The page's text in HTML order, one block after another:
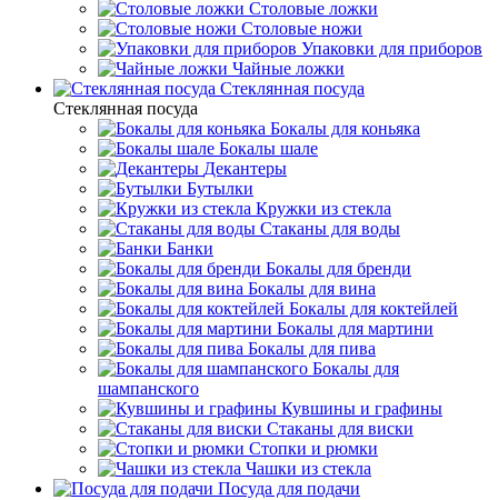
Столовые ложки
Столовые ножи
Упаковки для приборов
Чайные ложки
Стеклянная посуда
Стеклянная посуда
Бокалы для коньяка
Бокалы шале
Декантеры
Бутылки
Кружки из стекла
Стаканы для воды
Банки
Бокалы для бренди
Бокалы для вина
Бокалы для коктейлей
Бокалы для мартини
Бокалы для пива
Бокалы для
шампанского
Кувшины и графины
Стаканы для виски
Стопки и рюмки
Чашки из стекла
Посуда для подачи